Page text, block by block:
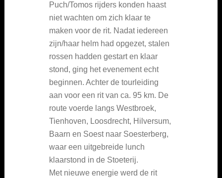
Puch/Tomos rijders konden haast
niet wachten om zich klaar te
maken voor de rit. Nadat iedereen
zijn/haar helm had opgezet, stalen
rossen hadden gestart en klaar
stond, ging het evenement echt
beginnen. Achter de tourleiding
aan voor een rit van ca. 95 km. De
route voerde langs Westbroek,
Tienhoven, Loosdrecht, Hilversum,
Baarn en Soest naar Soesterberg,
waar een uitgebreide lunch
klaarstond in de Stoeterij.
Met nieuwe energie werd de rit